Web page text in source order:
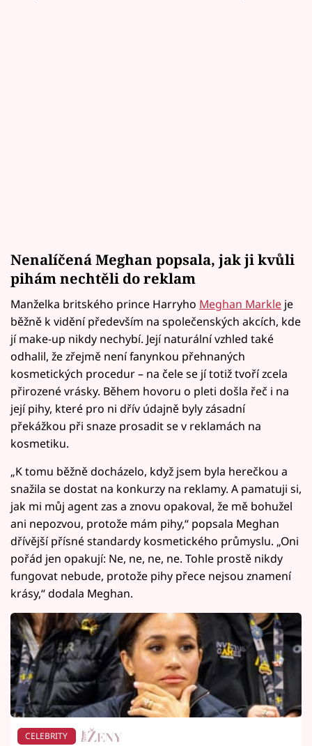
Nenalíčená Meghan popsala, jak ji kvůli
pihám nechtěli do reklam
Manželka britského prince Harryho Meghan Markle je
běžně k vidění především na společenských akcích, kde
jí make-up nikdy nechybí. Její naturální vzhled také
odhalil, že zřejmě není fanynkou přehnaných
kosmetických procedur – na čele se jí totiž tvoří zcela
přirozené vrásky. Během hovoru o pleti došla řeč i na
její pihy, které pro ni dřív údajně byly zásadní
překážkou při snaze prosadit se v reklamách na
kosmetiku.
„K tomu běžně docházelo, když jsem byla herečkou a
snažila se dostat na konkurzy na reklamy. A pamatuji si,
jak mi můj agent zas a znovu opakoval, že mě bohužel
ani nepozvou, protože mám pihy,“ popsala Meghan
dřívější přísné standardy kosmetického průmyslu. „Oni
pořád jen opakují: Ne, ne, ne, ne. Tohle prostě nikdy
fungovat nebude, protože pihy přece nejsou znamení
krásy,“ dodala Meghan.
CELEBRITY